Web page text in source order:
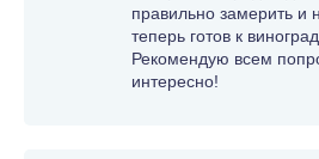
правильно замерить и
теперь готов к
Рекомендую всем
интересно!